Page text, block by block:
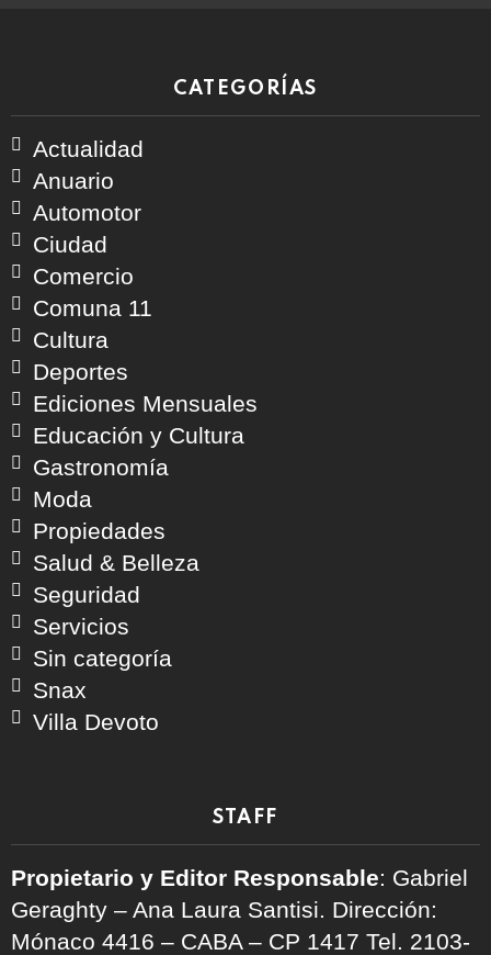
CATEGORÍAS
Actualidad
Anuario
Automotor
Ciudad
Comercio
Comuna 11
Cultura
Deportes
Ediciones Mensuales
Educación y Cultura
Gastronomía
Moda
Propiedades
Salud & Belleza
Seguridad
Servicios
Sin categoría
Snax
Villa Devoto
STAFF
Propietario y Editor Responsable: Gabriel
Geraghty – Ana Laura Santisi. Dirección:
Mónaco 4416 – CABA – CP 1417 Tel. 2103-